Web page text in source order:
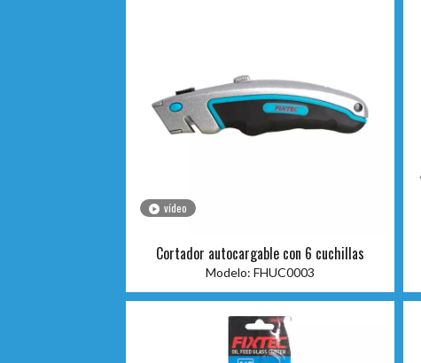
vídeo
Cortador autocargable con 6 cuchillas
Modelo: FHUC0003